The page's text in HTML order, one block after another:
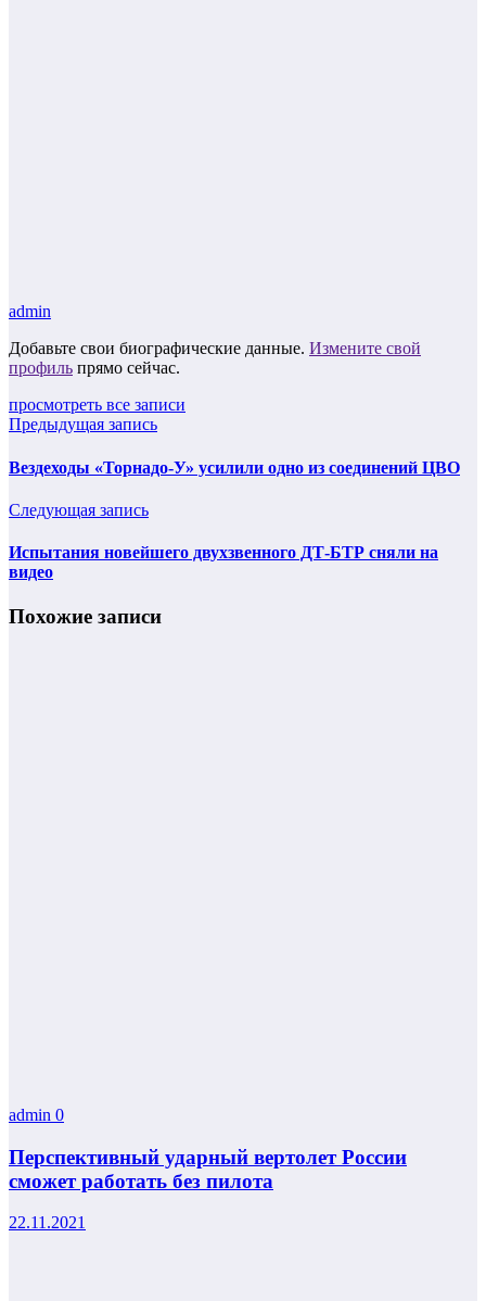
admin
Добавьте свои биографические данные. Измените свой
профиль прямо сейчас.
просмотреть все записи
Предыдущая запись
Вездеходы «Торнадо-У» усилили одно из соединений ЦВО
Следующая запись
Испытания новейшего двухзвенного ДТ-БТР сняли на
видео
Похожие записи
admin 0
Перспективный ударный вертолет России
сможет работать без пилота
22.11.2021